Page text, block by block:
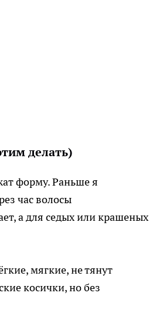
делать)
форму. Раньше я
час волосы
а для седых или крашеных
мягкие, не тянут
косички, но без